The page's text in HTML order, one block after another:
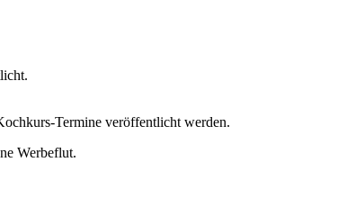
Termine veröffentlicht werden.
Werbeflut.